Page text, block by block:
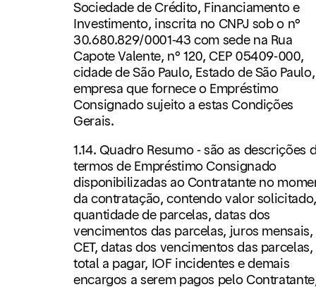
Sociedade de Crédito, Financiamento e
Investimento, inscrita no CNPJ sob o n°
30.680.829/0001-43 com sede na Rua
Capote Valente, n° 120, CEP 05409-000,
cidade de São Paulo, Estado de São Paulo,
empresa que fornece o Empréstimo
Consignado sujeito a estas Condições
Gerais.
1.14. Quadro Resumo - são as descrições
termos de Empréstimo Consignado
disponibilizadas ao Contratante no
da contratação, contendo valor solicitado,
quantidade de parcelas, datas dos
vencimentos das parcelas, juros mensais,
CET, datas dos vencimentos das parcelas,
total a pagar, IOF incidentes e demais
encargos a serem pagos pelo